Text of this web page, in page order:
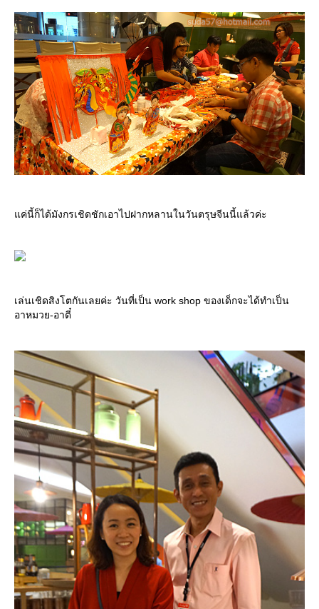
ค่นี้ก็ได้มังกรเชิดชักเอาไปฝากหลานในวันตรุษจีนนี้แล้วค่ะ
เล่นเชิดสิงโตกันเลยค่ะ วันที่เป็น work shop ของเด็กจะได้ทำเป็น
อาหมวย-อาตี๋